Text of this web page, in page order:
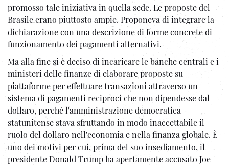
promosso tale iniziativa in quella sede. Le proposte del
Brasile erano piuttosto ampie. Proponeva di integrare la
dichiarazione con una descrizione di forme concrete di
funzionamento dei pagamenti alternativi.
Ma alla fine si è deciso di incaricare le banche centrali e i
ministeri delle finanze di elaborare proposte su
piattaforme per effettuare transazioni attraverso un
sistema di pagamenti reciproci che non dipendesse dal
dollaro, perché l'amministrazione democratica
statunitense stava sfruttando in modo inaccettabile il
ruolo del dollaro nell'economia e nella finanza globale. È
uno dei motivi per cui, prima del suo insediamento, il
presidente Donald Trump ha apertamente accusato Joe